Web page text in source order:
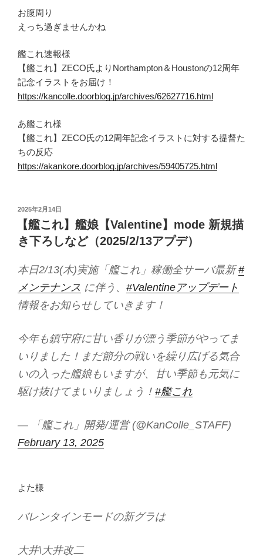
お腹周り
えっち過ぎませんかね
艦これ速報様
【艦これ】ZECO氏よりNorthampton＆Houstonの12周年
記念イラストをお届け！
https://kancolle.doorblog.jp/archives/62627716.html
あ艦これ様
【艦これ】ZECO氏の12周年記念イラストに対する提督た
ちの反応
https://akankore.doorblog.jp/archives/59405725.html
投
日:
2025年2月14日
【艦これ】艦娘【Valentine】mode 新規描
き下ろしなど（2025/2/13アプデ）
本日2/13(木)実施「艦これ」稼働全サーバ最新#
メンテナンス に伴う、 #Valentineアップデート
情報をお知らせしていきます！
今年も鎮守府に甘い香りが漂う季節がやってま
いりました！まだ節分の戦いを繰り広げる気合
いの入った艦娘もいますが、甘い季節も元気に
駆け抜けてまいりましょう！ #艦これ
— 「艦これ」開発/運営 (@KanColle_STAFF)
February 13, 2025
よた様
バレンタインモードの新グラは
大井\大井改二